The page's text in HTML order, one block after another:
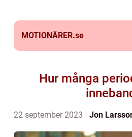
MOTIONÄRER.se
Hur många
22 september 2023 Jon